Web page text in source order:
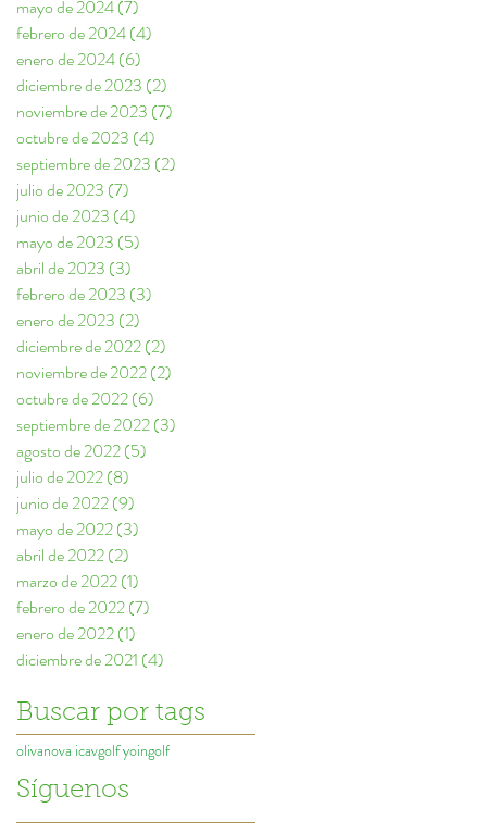
mayo de 2024(7)
febrero de 2024(4)
enero de 2024(6)
diciembre de 2023 (2)
noviembre de 2023 (7)
octubre de 2023 (4)
septiembre de 2023 (2)
julio de 2023 (7)
junio de 2023 (4)
mayo de 2023 (5)
abril de 2023 (3)
febrero de 2023 (3)
enero de 2023 (2)
diciembre de 2022(2)
noviembre de 2022(2)
octubre de 2022(6)
septiembre de 2022(3)
agosto de 2022(5)
julio de 2022(8)
junio de 2022(9)
mayo de 2022(3)
abril de 2022(2)
marzo de 2022(1)
febrero de 2022(7)
enero de 2022(1)
diciembre de 2021 (4)
Buscar por tags
olivanova icavgolf yoingolf
Síguenos